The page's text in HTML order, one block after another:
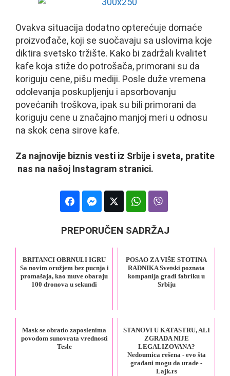
Ovakva situacija dodatno opterećuje domaće
proizvođače, koji se suočavaju sa uslovima koje
diktira svetsko tržište. Kako bi zadržali kvalitet
kafe koja stiže do potrošača, primorani su da
koriguju cene, pišu mediji. Posle duže vremena
odolevanja poskupljenju i apsorbovanju
povećanih troškova, ipak su bili primorani da
koriguju cene u značajno manjoj meri u odnosu
na skok cena sirove kafe.
Za najnovije biznis vesti iz Srbije i sveta, pratite
nas na našoj Instagram stranici.
PREPORUČEN SADRŽAJ
BRITANCI OBRNULI IGRU
Sa novim oružjem bez pucnja i
promašaja, kao muve obaraju
100 dronova u sekundi
POSAO ZA VIŠE STOTINA
RADNIKA Svetski poznata
kompanija gradi fabriku u
Srbiju
Mask se obratio zaposlenima
povodom sunovrata vrednosti
Tesle
STANOVI U KATASTRU, ALI
ZGRADA NIJE
LEGALIZOVANA?
Nedoumica rešena - evo šta
građani mogu da urade -
Lajk.rs